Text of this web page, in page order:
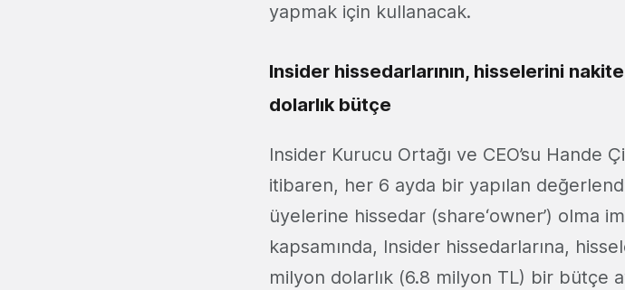
yapmak için kullanacak.
Insider hissedarlarının, hisselerini
dolarlık bütçe
Insider Kurucu Ortağı ve CEO’su Hande
itibaren, her 6 ayda bir yapılan
üyelerine hissedar (share‘owner’) olma
kapsamında, Insider hissedarlarına,
milyon dolarlık (6.8 milyon TL) bir bütçe